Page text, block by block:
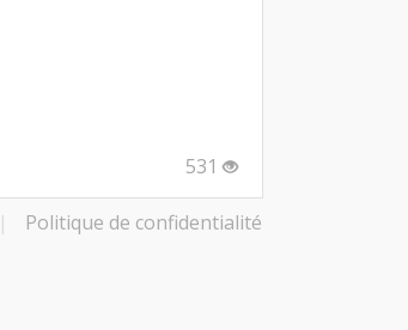
531
| Politique de confidentialité